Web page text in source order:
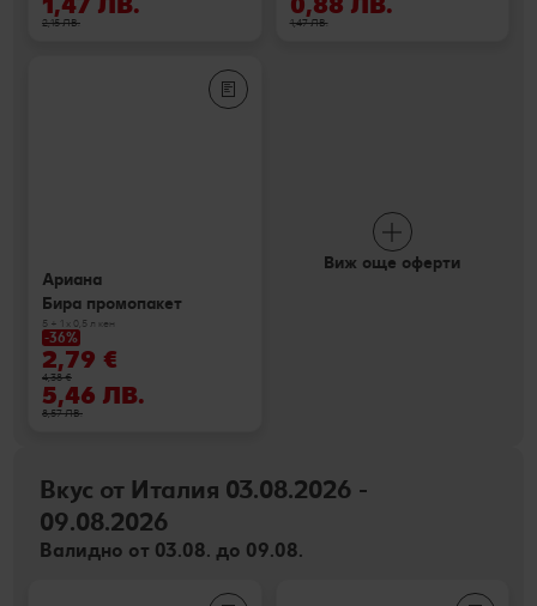
2,15 ЛВ. 1,47 ЛВ.
Ариана
Бира промопакет
5 + 1 х 0,5 л кен
-36%
2,79 €
4,38 €
5,46 ЛВ.
8,57 ЛВ.
Виж още оферти
Вкус от Италия 03.08.2026 -
09.08.2026
Валидно от 03.08. до 09.08.